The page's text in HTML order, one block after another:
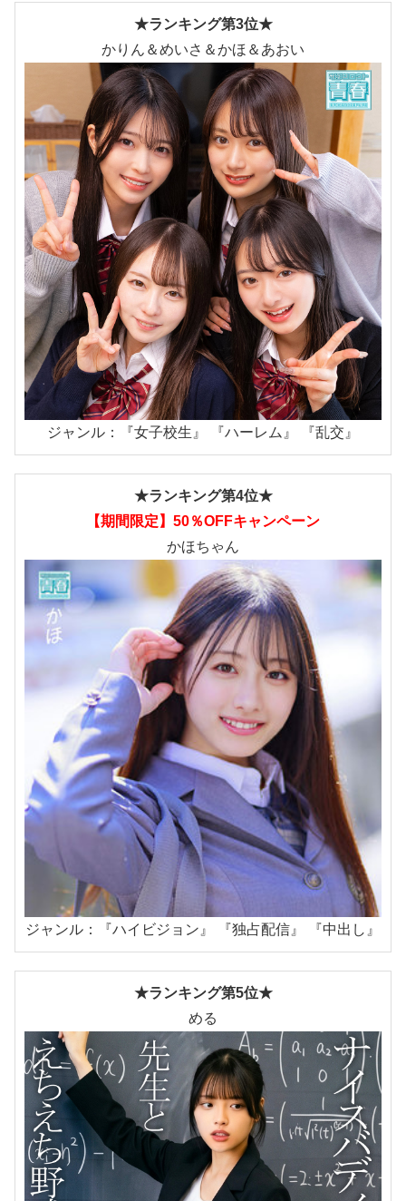
★ランキング第3位★
かりん＆めいさ＆かほ＆あおい
ジャンル：『女子校生』 『ハーレム』 『乱交』
★ランキング第4位★
【期間限定】50％OFFキャンペーン
かほちゃん
ジャンル：『ハイビジョン』 『独占配信』 『中出し』
★ランキング第5位★
める